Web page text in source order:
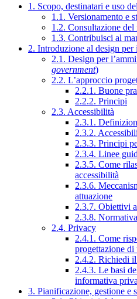
1. Scopo, destinatari e uso
1.1. Versionamento e
1.2. Consultazione del
1.3. Contribuisci al
2. Introduzione al design
2.1. Design per
government)
2.2. L’approccio
2.2.1. Buone
2.2.2. Principi
2.3. Accessibilità
2.3.1.
2.3.2.
2.3.3. Principi
2.3.4. Linee
2.3.5. Come
accessibilità
2.3.6.
attuazione
2.3.7. Obiettivi
2.3.8.
2.4. Privacy
2.4.1. Come
progettazione
2.4.2. Richiedi il
2.4.3. Le basi
informativa
3. Pianificazione, gestione e